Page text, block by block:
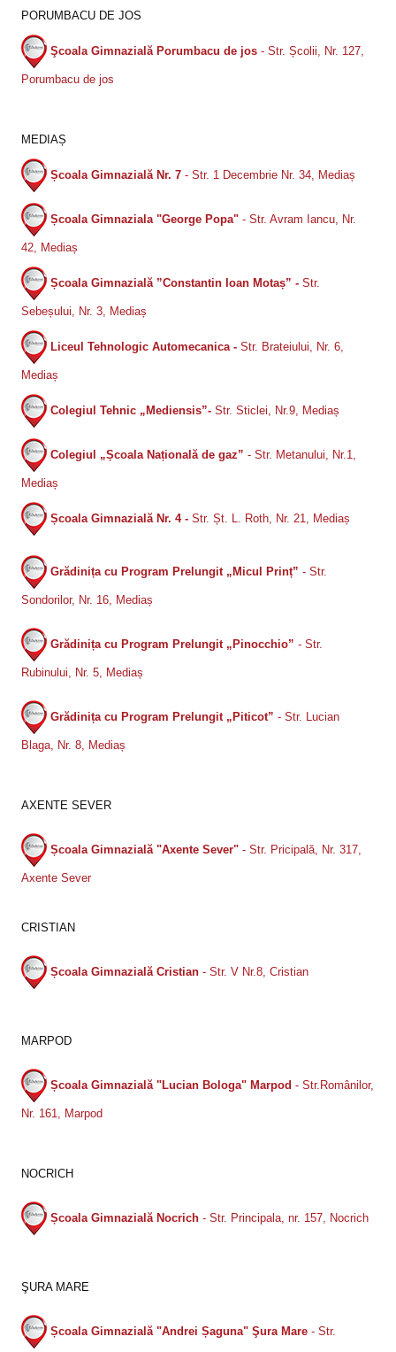
PORUMBACU DE JOS
Şcoala Gimnazială Porumbacu de jos - Str. Școlii, Nr. 127,
Porumbacu de jos
MEDIAȘ
Școala Gimnazială Nr. 7 - Str. 1 Decembrie Nr. 34, Mediaș
Școala Gimnaziala "George Popa" - Str. Avram Iancu, Nr.
42, Mediaș
Școala Gimnazială ”Constantin Ioan Motaș” - Str.
Sebeșului, Nr. 3, Mediaș
Liceul Tehnologic Automecanica - Str. Brateiului, Nr. 6,
Mediaș
Colegiul Tehnic „Mediensis”- Str. Sticlei, Nr.9, Mediaș
Colegiul „Școala Națională de gaz” - Str. Metanului, Nr.1,
Mediaș
Școala Gimnazială Nr. 4 - Str. Șt. L. Roth, Nr. 21, Mediaș
Grădinița cu Program Prelungit „Micul Prinț” - Str.
Sondorilor, Nr. 16, Mediaș
Grădinița cu Program Prelungit „Pinocchio” - Str.
Rubinului, Nr. 5, Mediaș
Grădinița cu Program Prelungit „Piticot” - Str. Lucian
Blaga, Nr. 8, Mediaș
AXENTE SEVER
Școala Gimnazială "Axente Sever" - Str. Pricipală, Nr. 317,
Axente Sever
CRISTIAN
Școala Gimnazială Cristian - Str. V Nr.8, Cristian
MARPOD
Școala Gimnazială "Lucian Bologa" Marpod - Str.Românilor,
Nr. 161, Marpod
NOCRICH
Școala Gimnazială Nocrich - Str. Principala, nr. 157, Nocrich
ŞURA MARE
Școala Gimnazială "Andrei Șaguna" Şura Mare - Str.